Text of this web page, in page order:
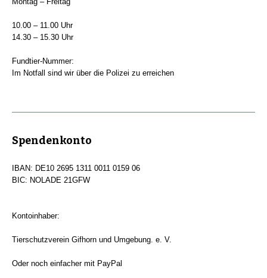
10.00 – 11.00 Uhr
14.30 – 15.30 Uhr
Fundtier-Nummer:
Im Notfall sind wir über die Polizei zu erreichen
Spendenkonto
IBAN: DE10 2695 1311 0011 0159 06
BIC: NOLADE 21GFW
Kontoinhaber:
Tierschutzverein Gifhorn und Umgebung. e. V.
Oder noch einfacher mit PayPal